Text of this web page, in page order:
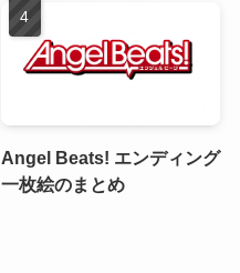
Angel Beats! エンディング
一枚絵のまとめ